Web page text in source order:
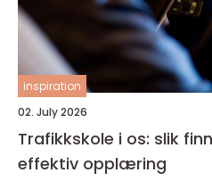
inspiration
02. July 2026
Trafikkskole i os: slik
effektiv opplæring